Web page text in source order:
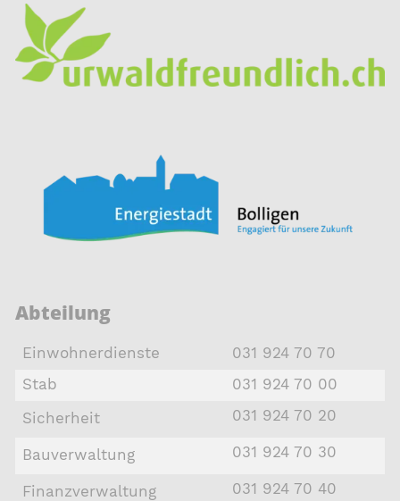
Abteilung
Einwohnerdienste
031 924 70 70
Stab
031 924 70 00
Sicherheit
031 924 70 20
Bauverwaltung 031 924 70 30
Finanzverwaltung 031 924 70 40